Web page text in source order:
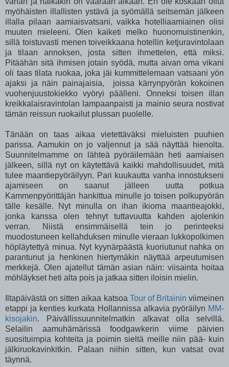
myöhäisten illallisten ystävä ja syömällä seitsemän jälkeen
illalla pilaan aamiaisvatsani, vaikka hotelliaamiainen olisi
muuten mieleeni. Olen kaiketi melko huonomuistinenkin,
sillä toistuvasti menen toiveikkaana hotellin ketjuravintolaan
ja tilaan annoksen, josta sitten ihmettelen, että miksi.
Pitäähän sitä ihmisen jotain syödä, mutta aivan oma vikani
oli taas tilata ruokaa, joka jäi kummittelemaan vatsaani yön
ajaksi ja näin painajaisia, joissa kärrynpyörän kokoinen
vuohenjuustokiekko vyöryi päälleni. Onneksi toisen illan
kreikkalaisravintolan lampaanpaisti ja mainio seura nostivat
tämän reissun ruokailut plussan puolelle.
Tänään on taas aikaa vietettäväksi mieluisten puuhien
parissa. Aamukin on jo valjennut ja sää näyttää hienolta.
Suunnitelmamme on lähteä pyöräilemään heti aamiaisen
jälkeen, sillä nyt on käytettävä kaikki mahdollisuudet, mitä
tulee maantiepyöräilyyn. Pari kuukautta vanha innostukseni
ajamiseen on saanut jälleen uutta potkua
Kammenpyörittäjän hankittua minulle jo toisen polkupyörän
tälle kesälle. Nyt minulla on ihan ikioma maantieajokki,
jonka kanssa olen tehnyt tuttavuutta kahden ajolenkin
verran. Niistä ensimmäisellä tein jo perinteeksi
muodostuneen kellahduksen minulle vieraan lukkopolkimen
höpläytettyä minua. Nyt kyynärpäästä kuoriutunut nahka on
parantunut ja henkinen hiertymäkin näyttää arpeutumisen
merkkejä. Olen ajatellut tämän asian näin: viisainta hoitaa
möhläykset heti alta pois ja jatkaa sitten iloisin mielin.
Iltapäivästä on sitten aikaa katsoa Tour of Britainin viimeinen
etappi ja kenties kurkata Hollannissa alkavia pyöräilyn MM-
kisojakin. Päivällissuunnitelmatkin alkavat olla selvillä.
Selailin aamuhämärissä foodgawkerin viime päivien
suosituimpia kohteita ja poimin sieltä meille niin pää- kuin
jälkiruokavinkitkin. Palaan niihin sitten, kun vatsat ovat
täynnä.